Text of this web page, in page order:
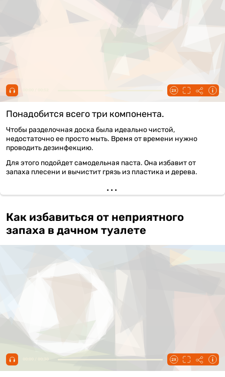
Понадобится всего три компонента.
Чтобы разделочная доска была идеально чистой,
недостаточно ее просто мыть. Время от времени нужно
проводить дезинфекцию.
Для этого подойдет самодельная паста. Она избавит от
запаха плесени и вычистит грязь из пластика и дерева.
Как избавиться от неприятного
запаха в дачном туалете